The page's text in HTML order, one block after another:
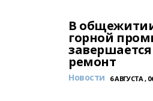
В
горной
ремонт
Новости 6 АВГУСТА ,